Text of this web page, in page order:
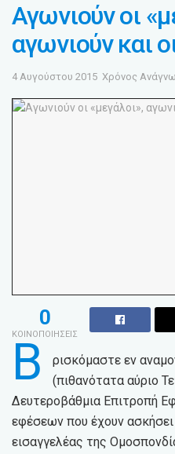
Αγωνιούν οι
αγωνιούν και
4 Αυγούστου 2015 Χρόνος
0
ΚΟΙΝΟΠΟΙΗΣΕΙΣ
Β
ρισκόμαστε εν
(πιθανότατα αύριο
Δευτεροβάθμια Επιτροπή
εφέσεων που έχουν
εισαγγελέας της